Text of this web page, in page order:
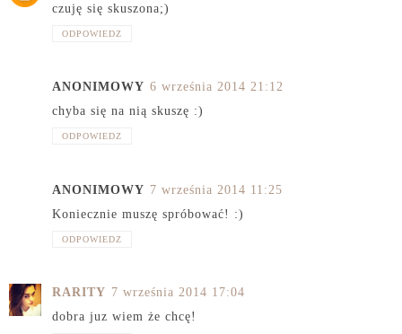
czuję się skuszona;)
ODPOWIEDZ
ANONIMOWY 6 września 2014 21:12
chyba się na nią skuszę :)
ODPOWIEDZ
ANONIMOWY 7 września 2014 11:25
Koniecznie muszę spróbować! :)
ODPOWIEDZ
RARITY 7 września 2014 17:04
dobra juz wiem że chcę!